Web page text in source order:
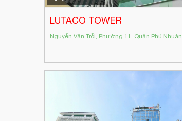
LUTACO TOWER
Nguyễn Văn Trỗi, Phường 11, Quận Phú Nhuận